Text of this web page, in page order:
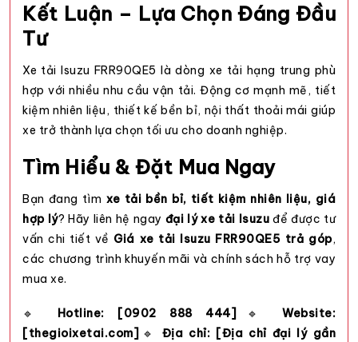
Kết Luận – Lựa Chọn Đáng Đầu
Tư
Xe tải Isuzu FRR90QE5 là dòng xe tải hạng trung phù
hợp với nhiều nhu cầu vận tải. Động cơ mạnh mẽ, tiết
kiệm nhiên liệu, thiết kế bền bỉ, nội thất thoải mái giúp
xe trở thành lựa chọn tối ưu cho doanh nghiệp.
Tìm Hiểu & Đặt Mua Ngay
Bạn đang tìm xe tải bền bỉ, tiết kiệm nhiên liệu, giá
hợp lý? Hãy liên hệ ngay đại lý xe tải Isuzu để được tư
vấn chi tiết về Giá xe tải Isuzu FRR90QE5 trả góp,
các chương trình khuyến mãi và chính sách hỗ trợ vay
mua xe.
🔹 Hotline: [0902 888 444] 🔹 Website:
[thegioixetai.com] 🔹 Địa chỉ: [Địa chỉ đại lý gần